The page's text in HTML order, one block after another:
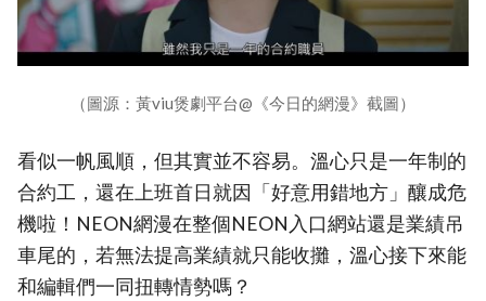
（圖源：黃viu煲劇平台@《今日的網漫》截圖）
看似一帆風順，但其實並不容易。溫心只是一年制的
合約工，還在上班首日就因「好意用錯地方」釀成危
機啦！NEON網漫在整個NEON入口網站還是業績吊
車尾的，若無法提高業績就只能收攤，溫心接下來能
和編輯們一同扭轉情勢嗎？